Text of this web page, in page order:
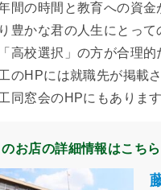
間の時間と教育への資金
豊かな君の人生にとっ
高校選択」の方が合理的
のHPには就職先が掲載
同窓会のHPにもありま
のお店の詳細情報はこちら